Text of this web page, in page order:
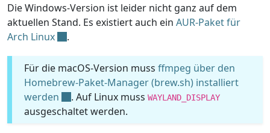
Die Windows-Version ist leider nicht ganz auf dem
aktuellen Stand. Es existiert auch ein AUR-Paket für
Arch Linux
.
Für die macOS-Version muss ffmpeg über den
Homebrew-Paket-Manager (brew.sh) installiert
werden
. Auf Linux muss WAYLAND_DISPLAY
ausgeschaltet werden.